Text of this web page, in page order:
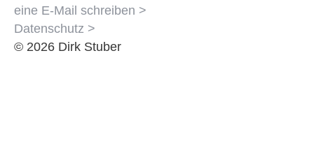
eine E-Mail schreiben >
Datenschutz >
© 2026 Dirk Stuber